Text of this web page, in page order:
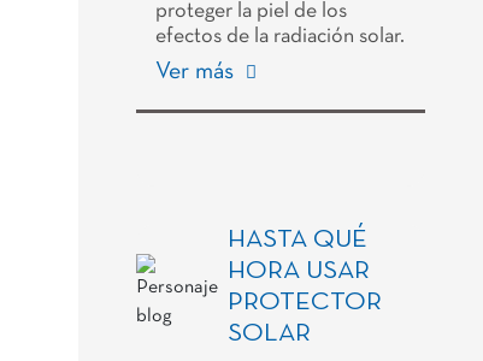
proteger la piel de los
efectos de la radiación solar.
Ver más
HASTA QUÉ
HORA USAR
PROTECTOR
SOLAR